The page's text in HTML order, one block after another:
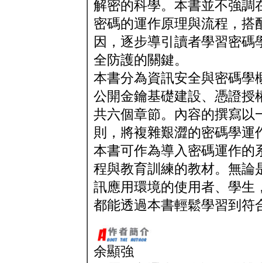
解密的科學。本書並不強調
密碼的運作原理與流程，搭
因，逐步導引讀者學習密
全防護的關鍵。
本書分為資訊安全與密碼學
公開金鑰基礎建設、憑證
共六個章節。內容的撰寫以
則，將複雜艱澀的密碼學運
本書可作為導入密碼運作的
程與教育訓練的教材。無論
訊應用環境的使用者、學生
都能透過本書輕鬆學習到符
余顯強